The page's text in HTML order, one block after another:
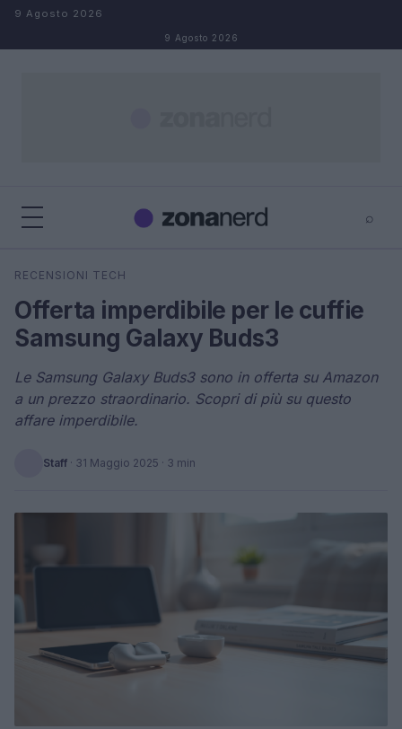
Salta al contenuto
9 Agosto 2026
9 Agosto 2026
⌕
Cerca
RECENSIONI TECH
Offerta imperdibile per le cuffie
Samsung Galaxy Buds3
Le Samsung Galaxy Buds3 sono in offerta su Amazon
a un prezzo straordinario. Scopri di più su questo
affare imperdibile.
Staff · 31 Maggio 2025 · 3 min